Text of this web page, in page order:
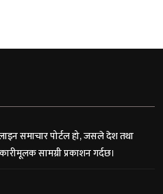
समाचार पोर्टल हो, जसले देश तथा
सामग्री प्रकाशन गर्दछ।